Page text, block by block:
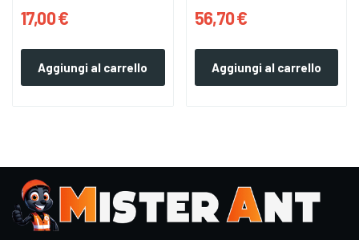
17,00 €
Aggiungi al carrello
56,70 €
Aggiungi al carrello